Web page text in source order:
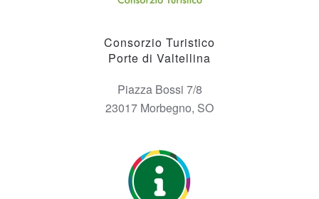
Consorzio Turistico
Porte di Valtellina
Piazza Bossi 7/8
23017 Morbegno, SO